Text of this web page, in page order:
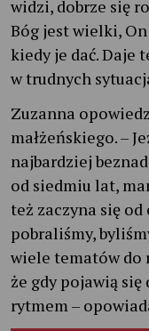
widzi, dobrze się
Bóg jest wielki,
kiedy je dać. Daje
w trudnych
Zuzanna
małżeńskiego. –
najbardziej
od siedmiu lat,
też zaczyna się
pobraliśmy,
wiele tematów do
że gdy pojawią
rytmem –